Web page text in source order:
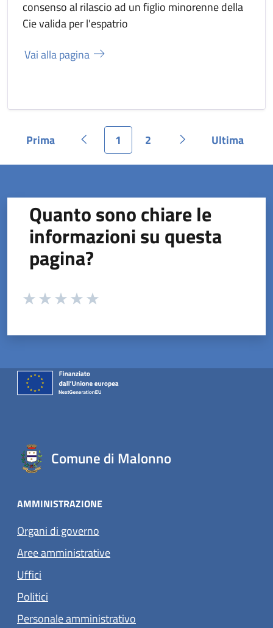
consenso al rilascio ad un figlio minorenne della
Cie valida per l'espatrio
Vai alla pagina
Pagina
Prima Pagina precedente
Pagina
1 Pagina
2 Pagina successiva
Pagina
Ultima
Quanto sono chiare le
informazioni su questa
pagina?
Valuta da 1 a 5 stelle la pagina
Comune di Malonno
AMMINISTRAZIONE
Organi di governo
Aree amministrative
Uffici
Politici
Personale amministrativo